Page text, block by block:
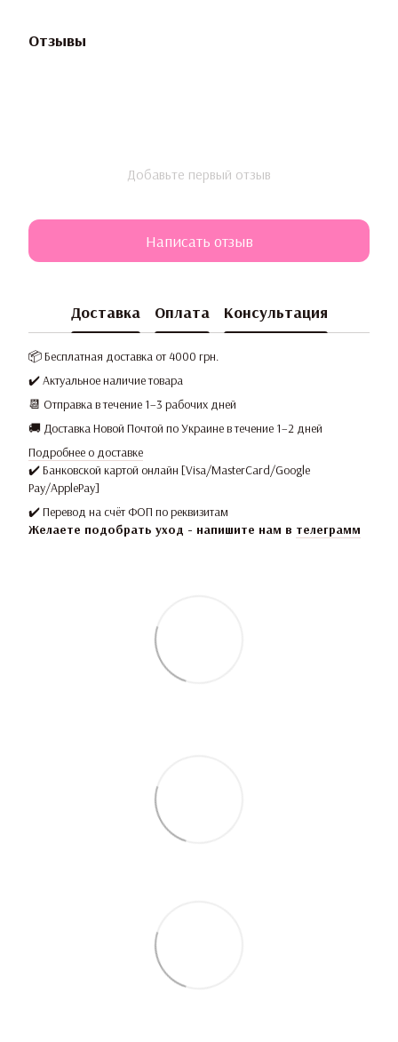
Отзывы
Добавьте первый отзыв
Написать отзыв
Доставка Оплата Консультация
📦 Бесплатная доставка от 4000 грн.
✔️ Актуальное наличие товара
📆 Отправка в течение 1–3 рабочих дней
🚚 Доставка Новой Почтой по Украине в течение 1–2 дней
Подробнее о доставке
✔️ Банковской картой онлайн [Visa/MasterCard/Google
Pay/ApplePay]
✔️ Перевод на счёт ФОП по реквизитам
Желаете подобрать уход - напишите нам в телеграмм